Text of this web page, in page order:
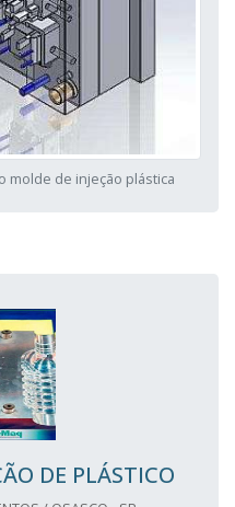
molde de injeção plástica
DE PLÁSTICO